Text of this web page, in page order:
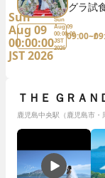
グラ試
Sun
Aug 09
00:00:00
JST 2026
Sun
Aug 09
00:00:00
JST
2026
09:00~
ＴＨＥ ＧＲＡＮ
鹿児島中央駅（鹿児島市・